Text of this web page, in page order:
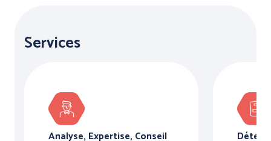
Services
Analyse, Expertise, Conseil